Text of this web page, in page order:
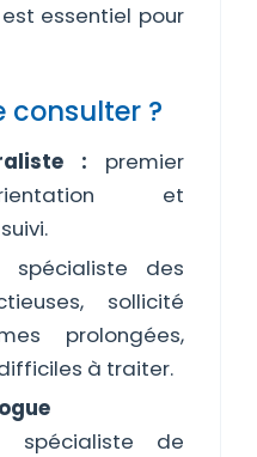
essentiel pour
consulter ?
: premier
et
spécialiste des
sollicité
prolongées,
à traiter.
spécialiste de